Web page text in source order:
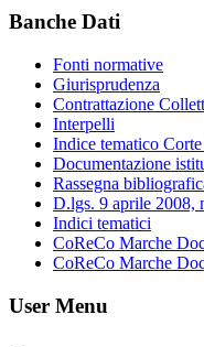
Banche Dati
Fonti normative
Giurisprudenza
Contrattazione
Interpelli
Indice tematico
Documentazione
Rassegna
D.lgs. 9 aprile 2008,
Indici tematici
CoReCo Marche
CoReCo Marche
User Menu